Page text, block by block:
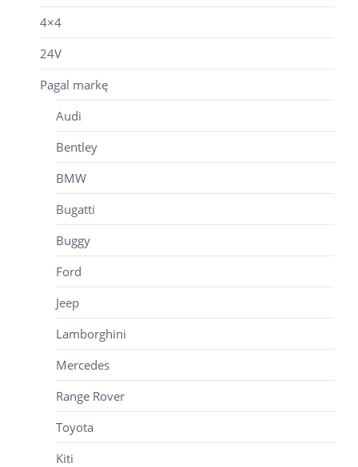
4×4
24V
Pagal markę
Audi
Bentley
BMW
Bugatti
Buggy
Ford
Jeep
Lamborghini
Mercedes
Range Rover
Toyota
Kiti